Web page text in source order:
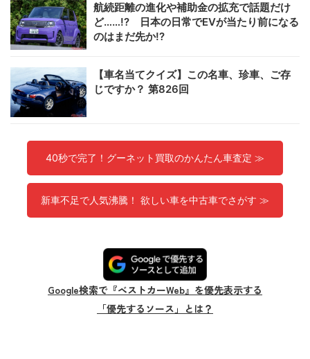
航続距離の進化や補助金の拡充で話題だけ
ど……!? 日本の日常でEVが当たり前になる
のはまだ先か!?
【車名当てクイズ】この名車、珍車、ご存
じですか？ 第826回
40秒で完了！グーネット買取のかんたん車査定 ≫
新車不足で人気沸騰！ 欲しい車を中古車でさがす ≫
Google検索で『ベストカーWeb』を優先表示する
「優先するソース」とは？